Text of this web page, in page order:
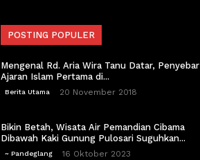
POSTING POPULER
Mengenal Rd. Aria Wira Tanu Datar, Penyebar
Ajaran Islam Pertama di...
Berita Utama 20 November 2018
Bikin Betah, Wisata Air Pemandian Cibama
Dibawah Kaki Gunung Pulosari Suguhkan...
~ Pandeglang 16 Oktober 2023